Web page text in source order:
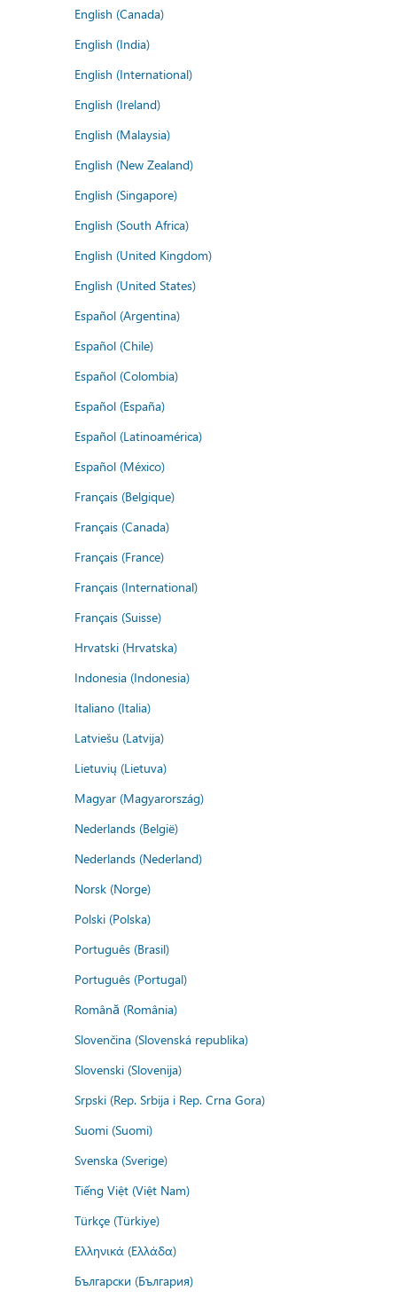
English (Canada)
English (India)
English (International)
English (Ireland)
English (Malaysia)
English (New Zealand)
English (Singapore)
English (South Africa)
English (United Kingdom)
English (United States)
Español (Argentina)
Español (Chile)
Español (Colombia)
Español (España)
Español (Latinoamérica)
Español (México)
Français (Belgique)
Français (Canada)
Français (France)
Français (International)
Français (Suisse)
Hrvatski (Hrvatska)
Indonesia (Indonesia)
Italiano (Italia)
Latviešu (Latvija)
Lietuvių (Lietuva)
Magyar (Magyarország)
Nederlands (België)
Nederlands (Nederland)
Norsk (Norge)
Polski (Polska)
Português (Brasil)
Português (Portugal)
Română (România)
Slovenčina (Slovenská republika)
Slovenski (Slovenija)
Srpski (Rep. Srbija i Rep. Crna Gora)
Suomi (Suomi)
Svenska (Sverige)
Tiếng Việt (Việt Nam)
Türkçe (Türkiye)
Ελληνικά (Ελλάδα)
Български (България)